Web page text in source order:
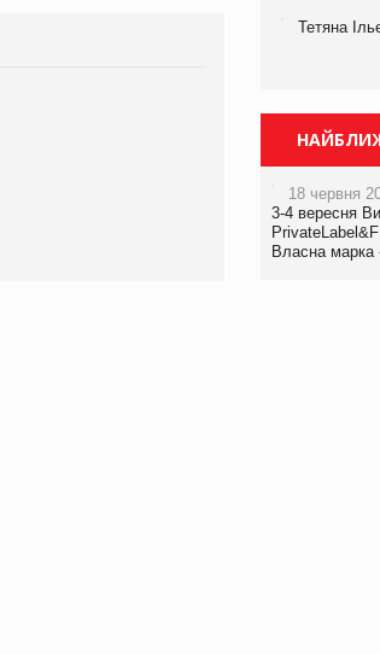
Брагина Людмила
Просування
правила.
Тетяна
18 червня
3-4 вересня
Власна марка